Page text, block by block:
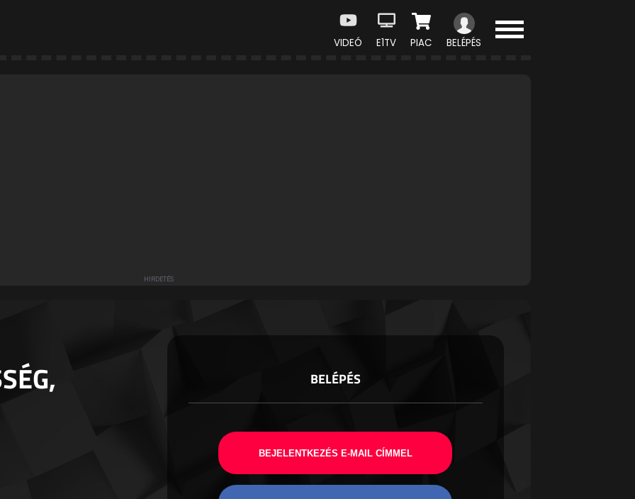
VIDEÓ E1TV PIAC BELÉPÉS
BELÉPÉS
BEJELENTKEZÉS E-MAIL CÍMMEL